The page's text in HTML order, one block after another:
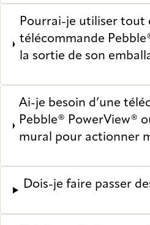
Pourrai-je utiliser tout
télécommande
la sortie de son
Ai-je besoin d’une
Pebble® PowerView®
mural pour actionner
Dois-je faire passer